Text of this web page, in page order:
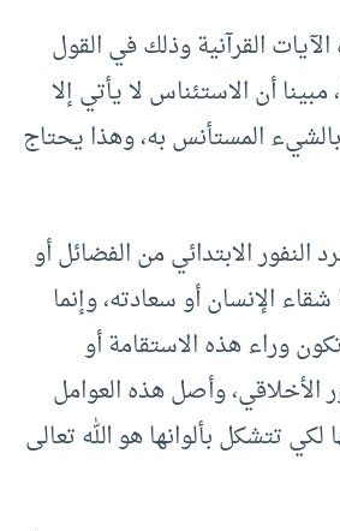
القرآنية وذلك في القول
أن الاستئناس لا يأتي إلا
بالشيء المستأنس به، وهذا يحتاج
الابتدائي من الفضائل أو
الإنسان أو سعادته، وإنما
وراء هذه الاستقامة أو
الأخلاقي، وأصل هذه العوامل
تتشكل بألوانها هو الله تعالى